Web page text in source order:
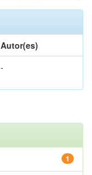
Autor(es)
-
1